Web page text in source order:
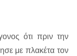
ότι πριν την
με πλακέτα τον